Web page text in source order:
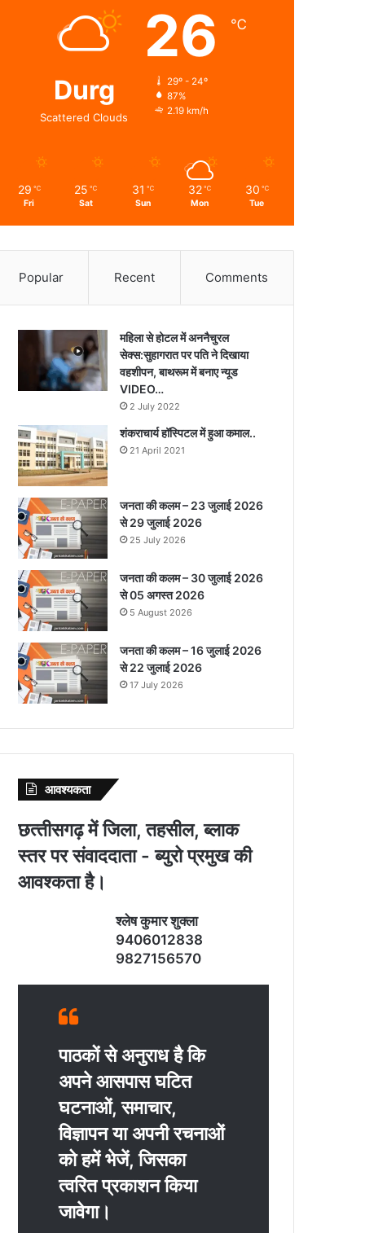
Durg
Scattered Clouds
26 ℃
29º - 24º
87%
2.19 km/h
29 ℃
Fri
25 ℃
Sat
31 ℃
Sun
32 ℃
Mon
30 ℃
Tue
Popular Recent Comments
महिला से होटल में अननैचुरल
सेक्स:सुहागरात पर पति ने दिखाया
वहशीपन, बाथरूम में बनाए न्यूड
VIDEO…
2 July 2022
शंकराचार्य हॉस्पिटल में हुआ कमाल..
21 April 2021
जनता की कलम – 23 जुलाई 2026
से 29 जुलाई 2026
25 July 2026
जनता की कलम – 30 जुलाई 2026
से 05 अगस्त 2026
5 August 2026
जनता की कलम – 16 जुलाई 2026
से 22 जुलाई 2026
17 July 2026
आवश्‍यकता
छत्‍तीसगढ़ में जिला, तहसील, ब्‍लाक
स्‍तर पर संवाददाता - ब्‍युरो प्रमुख की
आवश्‍कता है।
श्‍लेष कुमार शुक्‍ला
9406012838
9827156570
पाठकों से अनुराध है कि
अपने आसपास घटित
घटनाओं, समाचार,
विज्ञापन या अपनी रचनाओं
को हमें भेजें, जिसका
त्‍वरित प्रकाशन किया
जावेगा।